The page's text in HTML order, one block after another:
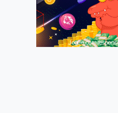
Jogue com